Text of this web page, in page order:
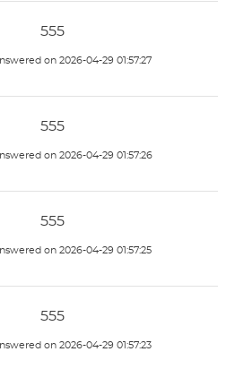
555
on 2026-04-29 01:57:27
555
on 2026-04-29 01:57:26
555
on 2026-04-29 01:57:25
555
on 2026-04-29 01:57:23